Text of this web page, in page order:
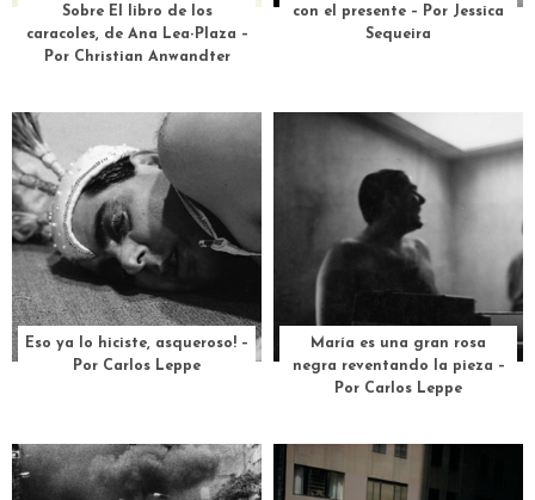
Sobre El libro de los
caracoles, de Ana Lea-Plaza –
Por Christian Anwandter
con el presente – Por Jessica
Sequeira
Eso ya lo hiciste, asqueroso! –
Por Carlos Leppe
María es una gran rosa
negra reventando la pieza –
Por Carlos Leppe